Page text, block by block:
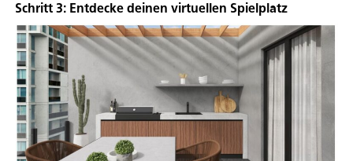
Schritt 3: Entdecke deinen virtuellen Spielplatz